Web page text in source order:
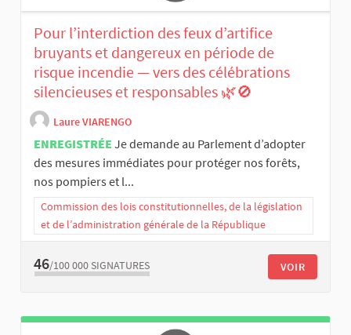
Pour l’interdiction des feux d’artifice
bruyants et dangereux en période de
risque incendie — vers des célébrations
silencieuses et responsables 🌿🚫
Laure VIARENGO
ENREGISTRÉE Je demande au Parlement d’adopter
des mesures immédiates pour protéger nos forêts,
nos pompiers et l...
Commission des lois constitutionnelles, de la législation
et de l’administration générale de la République
46/100 000 SIGNATURES VOIR